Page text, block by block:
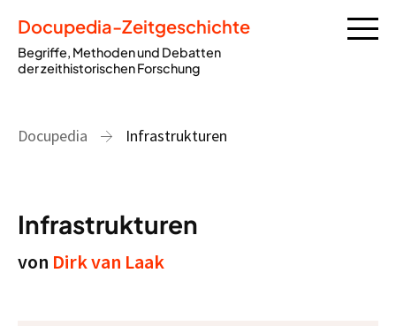
Docupedia-Zeitgeschichte
Begriffe, Methoden und Debatten
der zeithistorischen Forschung
Docupedia Infrastrukturen
Infrastrukturen
von Dirk van Laak